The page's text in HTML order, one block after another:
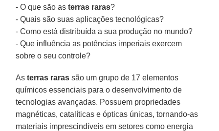
- O que são asterras raras?
- Quais são suas aplicações tecnológicas?
- Como está distribuída a sua produção no mundo?
- Que influência as potências imperiais exercem
sobre o seu controle?
Asterras raras são um grupo de 17 elementos
químicos essenciais para o desenvolvimento de
tecnologias avançadas. Possuem propriedades
magnéticas, catalíticas e ópticas únicas, tornando-as
materiais imprescindíveis em setores como energia